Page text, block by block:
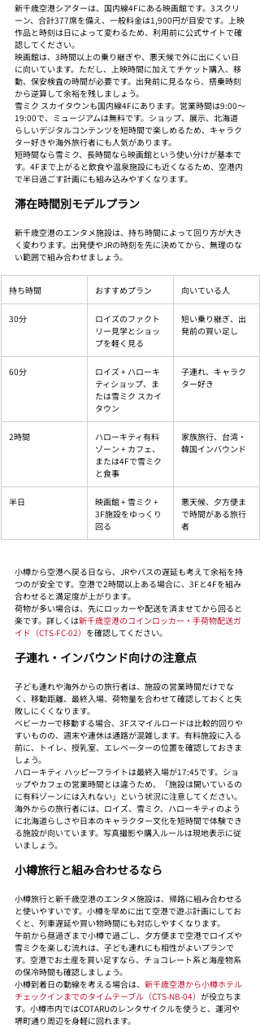
新千歳空港シアターは、国内線4Fにある映画館です。3スクリ
ーン、合計377席を備え、一般料金は1,900円が目安です。上映
作品と時刻は日によって変わるため、利用前に公式サイトで確
認してください。
映画館は、3時間以上の乗り継ぎや、悪天候で外に出にくい日
に向いています。ただし、上映時間に加えてチケット購入、移
動、保安検査の時間が必要です。出発前に見るなら、搭乗時刻
から逆算して余裕を残しましょう。
雪ミク スカイタウンも国内線4Fにあります。営業時間は9:00〜
19:00で、ミュージアムは無料です。ショップ、展示、北海道
らしいデジタルコンテンツを短時間で楽しめるため、キャラク
ター好きや海外旅行者にも人気があります。
短時間なら雪ミク、長時間なら映画館という使い分けが基本で
す。4Fまで上がると飲食や温泉施設にも近くなるため、空港内
で半日過ごす計画にも組み込みやすくなります。
滞在時間別モデルプラン
新千歳空港のエンタメ施設は、持ち時間によって回り方が大き
く変わります。出発便やJRの時刻を先に決めてから、無理のな
い範囲で組み合わせましょう。
持ち時間 おすすめプラン 向いている人
30分
ロイズのファクト
リー見学とショッ
プを軽く見る
短い乗り継ぎ、出
発前の買い足し
60分
ロイズ + ハローキ
ティショップ、ま
たは雪ミク スカイ
タウン
子連れ、キャラク
ター好き
2時間
ハローキティ有料
ゾーン + カフェ、
または4Fで雪ミク
と食事
家族旅行、台湾・
韓国インバウンド
半日
映画館 + 雪ミク +
3F施設をゆっくり
回る
悪天候、夕方便ま
で時間がある旅行
者
小樽から空港へ戻る日なら、JRやバスの遅延も考えて余裕を持
つのが安全です。空港で2時間以上ある場合に、3Fと4Fを組み
合わせると満足度が上がります。
荷物が多い場合は、先にロッカーや配送を済ませてから回ると
楽です。詳しくは新千歳空港のコインロッカー・手荷物配送ガ
イド（CTS-FC-02） を確認してください。
子連れ・インバウンド向けの注意点
子ども連れや海外からの旅行者は、施設の営業時間だけでな
く、移動距離、最終入場、荷物量を合わせて確認しておくと失
敗しにくくなります。
ベビーカーで移動する場合、3Fスマイルロードは比較的回りや
すいものの、週末や連休は通路が混雑します。有料施設に入る
前に、トイレ、授乳室、エレベーターの位置を確認しておきま
しょう。
ハローキティ ハッピーフライトは最終入場が17:45です。ショ
ップやカフェの営業時間とは違うため、「施設は開いているの
に有料ゾーンには入れない」という状況に注意してください。
海外からの旅行者には、ロイズ、雪ミク、ハローキティのよう
に北海道らしさや日本のキャラクター文化を短時間で体験でき
る施設が向いています。写真撮影や購入ルールは現地表示に従
いましょう。
小樽旅行と組み合わせるなら
小樽旅行と新千歳空港のエンタメ施設は、帰路に組み合わせる
と使いやすいです。小樽を早めに出て空港で遊ぶ計画にしてお
くと、列車遅延や買い物時間にも対応しやすくなります。
午前から昼過ぎまで小樽で過ごし、夕方便まで空港でロイズや
雪ミクを楽しむ流れは、子ども連れにも相性がよいプランで
す。空港でお土産を買い足すなら、チョコレート系と海産物系
の保冷時間も確認しましょう。
小樽到着日の動線を考える場合は、 新千歳空港から小樽ホテル
チェックインまでのタイムテーブル（CTS-NB-04） が役立ちま
す。小樽市内ではCOTARUのレンタサイクルを使うと、運河や
堺町通り周辺を身軽に回れます。